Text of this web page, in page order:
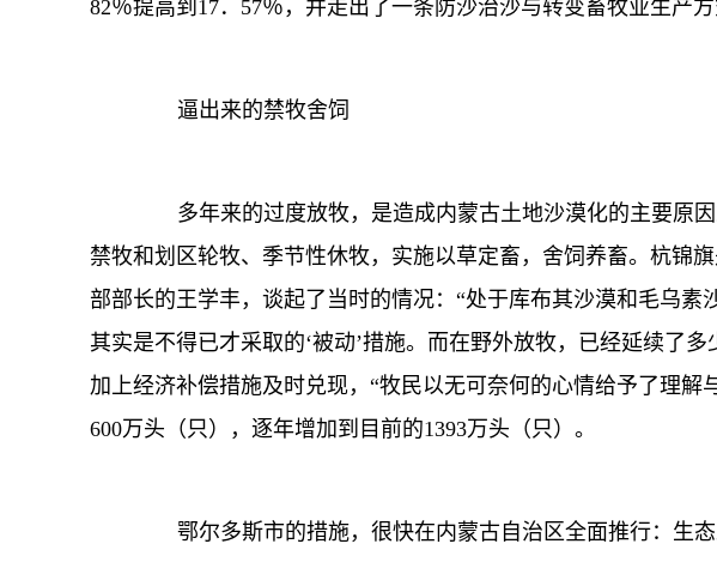
82％提高到17．57％，并走出了一条防沙治沙与转变畜牧业生产
逼出来的禁牧舍饲
多年来的过度放牧，是造成内蒙古土地沙漠化的主要原因
禁牧和划区轮牧、季节性休牧，实施以草定畜，舍饲养畜。杭锦
部部长的王学丰，谈起了当时的情况：“处于库布其沙漠和毛乌
其实是不得已才采取的‘被动’措施。而在野外放牧，已经延续了
加上经济补偿措施及时兑现，“牧民以无可奈何的心情给予了理
600万头（只），逐年增加到目前的1393万头（只）。
鄂尔多斯市的措施，很快在内蒙古自治区全面推行：生